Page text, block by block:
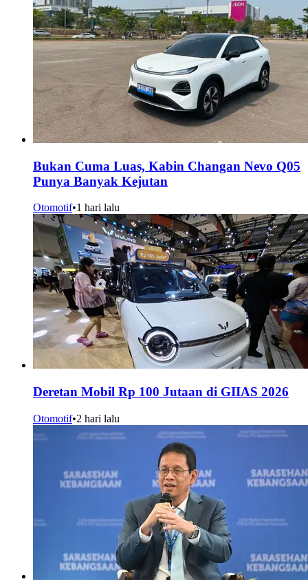
Bukan Cuma Luas, Kabin Changan Nevo Q05
Punya Banyak Kejutan
Otomotif•1 hari lalu
Deretan Mobil Rp 100 Jutaan di GIIAS 2026
Otomotif•2 hari lalu